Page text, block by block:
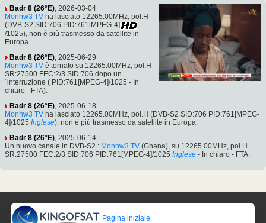
Badr 8 (26°E), 2026-03-04
Monhw3 TV ha lasciato 12265.00MHz, pol.H
(DVB-S2 SID:706 PID:761[MPEG-4]
/1025), non è più trasmesso da satellite in
Europa.
Badr 8 (26°E) , 2025-06-29
Monhw3 TV è tornato su 12265.00MHz, pol.H
SR:27500 FEC:2/3 SID:706 dopo un
´interruzione ( PID:761[MPEG-4]/1025 - In
chiaro - FTA).
Badr 8 (26°E) , 2025-06-18
Monhw3 TV ha lasciato 12265.00MHz, pol.H (DVB-S2 SID:706 PID:761[MPEG-
4]/1025 Inglese), non è più trasmesso da satellite in Europa.
Badr 8 (26°E) , 2025-06-14
Un nuovo canale in DVB-S2 : Monhw3 TV (Ghana), su 12265.00MHz, pol.H
SR:27500 FEC:2/3 SID:706 PID:761[MPEG-4]/1025 Inglese - In chiaro - FTA.
Pagina iniziale